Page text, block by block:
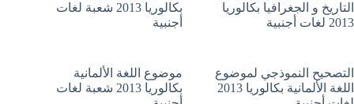
التاريخ و الجغرافيا بكالوريا
2013 لغات أجنبية
بكالوريا 2013 شعبة لغات
أجنبية
التصحيح النموذجي لموضوع
اللغة الألمانية بكالوريا 2013
موضوع اللغة الألمانية
بكالوريا 2013 شعبة لغات